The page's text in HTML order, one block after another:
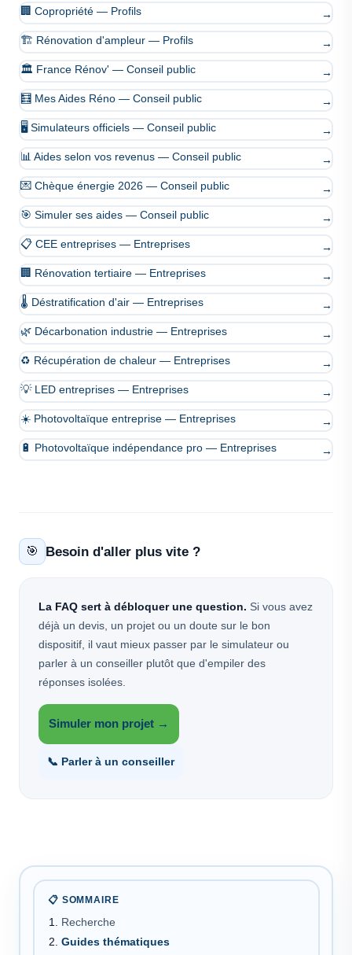
🏢 Copropriété — Profils →
🏗️ Rénovation d'ampleur — Profils →
🏛️ France Rénov' — Conseil public →
🧮 Mes Aides Réno — Conseil public →
🖥️ Simulateurs officiels — Conseil public →
📊 Aides selon vos revenus — Conseil public →
💌 Chèque énergie 2026 — Conseil public →
🎯 Simuler ses aides — Conseil public →
📋 CEE entreprises — Entreprises →
🏢 Rénovation tertiaire — Entreprises →
🌡️ Déstratification d'air — Entreprises →
🌿 Décarbonation industrie — Entreprises →
♻️ Récupération de chaleur — Entreprises →
💡 LED entreprises — Entreprises →
☀️ Photovoltaïque entreprise — Entreprises →
🔋 Photovoltaïque indépendance pro — Entreprises →
🎯 Besoin d'aller plus vite ?
La FAQ sert à débloquer une question. Si vous avez
déjà un devis, un projet ou un doute sur le bon
dispositif, il vaut mieux passer par le simulateur ou
parler à un conseiller plutôt que d'empiler des
réponses isolées.
Simuler mon projet →
📞 Parler à un conseiller
📋 SOMMAIRE
Recherche
Guides thématiques